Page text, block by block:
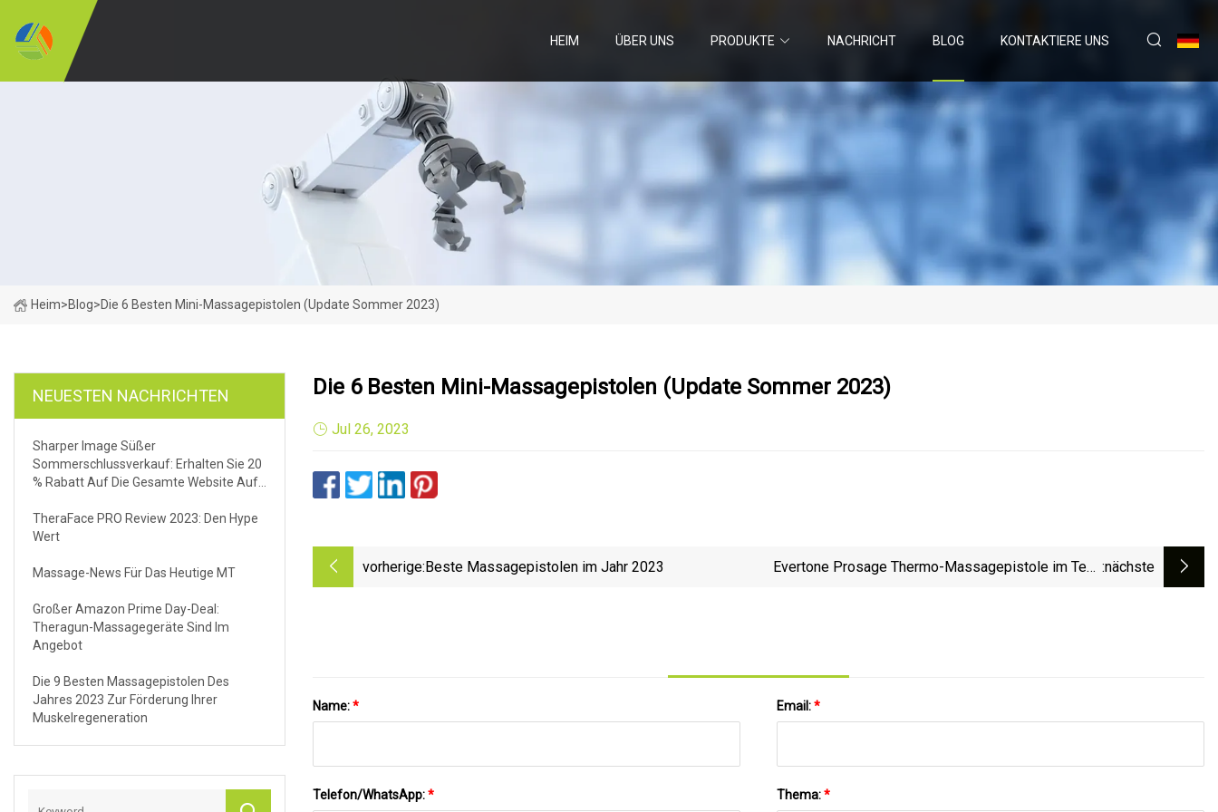
HEIM ÜBER UNS PRODUKTE NACHRICHT BLOG KONTAKTIERE UNS
Heim>Blog>Die 6 Besten Mini-Massagepistolen (Update Sommer 2023)
NEUESTEN NACHRICHTEN
Sharper Image Süßer
Sommerschlussverkauf: Erhalten Sie 20
% Rabatt Auf Die Gesamte Website Auf
Luftreiniger Und Mehr
TheraFace PRO Review 2023: Den Hype
Wert
Massage-News Für Das Heutige MT
Großer Amazon Prime Day-Deal:
Theragun-Massagegeräte Sind Im
Angebot
Die 9 Besten Massagepistolen Des
Jahres 2023 Zur Förderung Ihrer
Muskelregeneration
Die 6 Besten Mini-Massagepistolen (Update Sommer 2023)
Jul 26, 2023
vorherige:Beste Massagepistolen im Jahr 2023
Evertone Prosage Thermo-Massagepistole im Test: :nächste
Name:* Email:*
Telefon/WhatsApp:* Thema:*